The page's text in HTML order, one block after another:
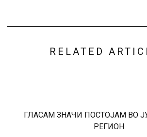
RELATED
ГЛАСАМ ЗНАЧИ ПОСТОЈАМ ВО
РЕГИОН